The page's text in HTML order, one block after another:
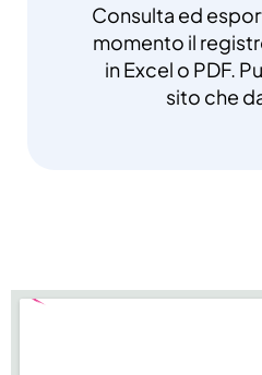
Consulta ed
momento il
in Excel o PDF.
sito che